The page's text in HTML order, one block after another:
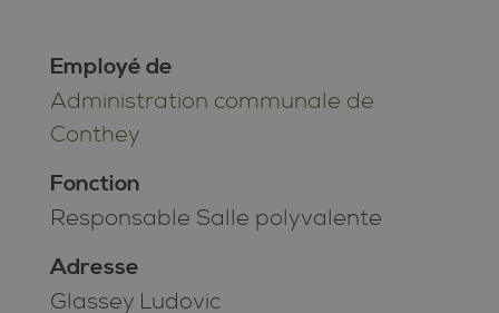
Employé de
Administration communale de
Conthey
Fonction
Responsable Salle polyvalente
Adresse
Glassey Ludovic